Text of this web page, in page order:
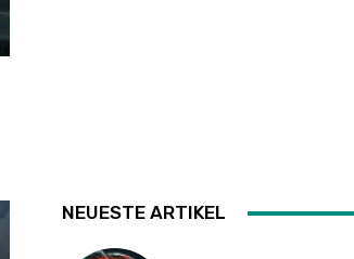
NEUESTE ARTIKEL